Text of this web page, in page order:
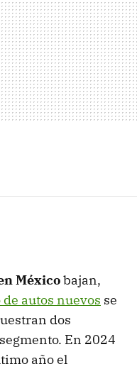
Méxicobajan,
autos nuevos se
dos
En 2024
año el